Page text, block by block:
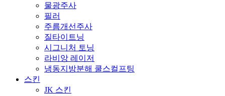
물광주사
필러
주름개선주사
질타이트닝
시그니처 토닝
라비앙 레이저
냉동지방분해 쿨스컬프팅
스킨
JK 스킨